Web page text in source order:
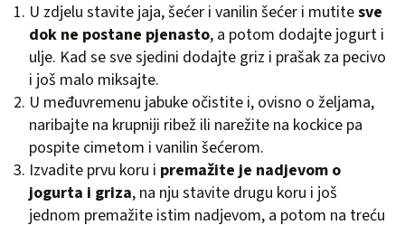
U zdjelu stavite jaja, šećer i vanilin šećer i mutitesve
dok ne postane pjenasto, a potom dodajte jogurt i
ulje. Kad se sve sjedini dodajte griz i prašak za pecivo
i još malo miksajte.
U međuvremenu jabuke očistite i, ovisno o željama,
naribajte na krupniji ribež ili narežite na kockice pa
pospite cimetom i vanilin šećerom.
Izvadite prvu koru i premažite je nadjevom o
jogurta i griza, na nju stavite drugu koru i još
jednom premažite istim nadjevom, a potom na treću